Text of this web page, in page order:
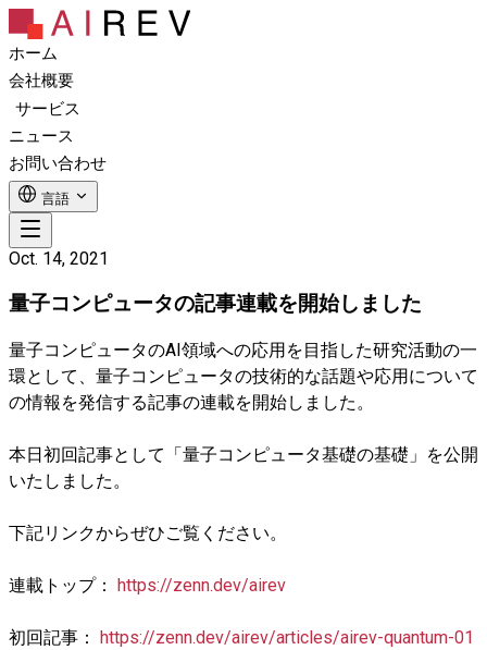
ホーム
会社概要
サービス
ニュース
お問い合わせ
言語
Oct. 14, 2021
量子コンピュータの記事連載を開始しました
量子コンピュータのAI領域への応用を目指した研究活動の一
環として、量子コンピュータの技術的な話題や応用について
の情報を発信する記事の連載を開始しました。
本日初回記事として「量子コンピュータ基礎の基礎」を公開
いたしました。
下記リンクからぜひご覧ください。
連載トップ： https://zenn.dev/airev
初回記事： https://zenn.dev/airev/articles/airev-quantum-01